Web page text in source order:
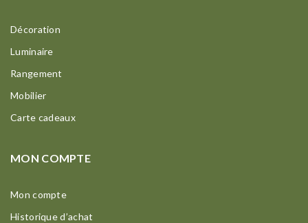
Décoration
Luminaire
Rangement
Mobilier
Carte cadeaux
MON COMPTE
Mon compte
Historique d’achat